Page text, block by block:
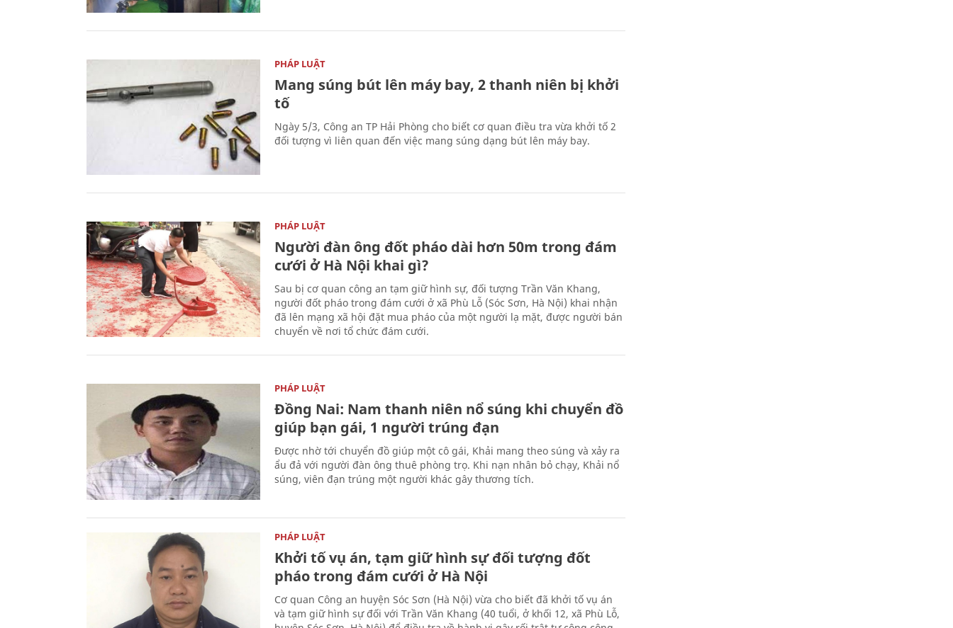
PHÁP LUẬT
Mang súng bút lên máy bay, 2 thanh niên bị khởi
tố
Ngày 5/3, Công an TP Hải Phòng cho biết cơ quan điều tra vừa khởi tố 2
đối tượng vì liên quan đến việc mang súng dạng bút lên máy bay.
PHÁP LUẬT
Người đàn ông đốt pháo dài hơn 50m trong đám
cưới ở Hà Nội khai gì?
Sau bị cơ quan công an tạm giữ hình sự, đối tượng Trần Văn Khang,
người đốt pháo trong đám cưới ở xã Phù Lỗ (Sóc Sơn, Hà Nội) khai nhận
đã lên mạng xã hội đặt mua pháo của một người lạ mặt, được người bán
chuyển về nơi tổ chức đám cưới.
PHÁP LUẬT
Đồng Nai: Nam thanh niên nổ súng khi chuyển đồ
giúp bạn gái, 1 người trúng đạn
Được nhờ tới chuyển đồ giúp một cô gái, Khải mang theo súng và xảy ra
ẩu đả với người đàn ông thuê phòng trọ. Khi nạn nhân bỏ chạy, Khải nổ
súng, viên đạn trúng một người khác gây thương tích.
PHÁP LUẬT
Khởi tố vụ án, tạm giữ hình sự đối tượng đốt
pháo trong đám cưới ở Hà Nội
Cơ quan Công an huyện Sóc Sơn (Hà Nội) vừa cho biết đã khởi tố vụ án
và tạm giữ hình sự đối với Trần Văn Khang (40 tuổi, ở khối 12, xã Phù Lỗ,